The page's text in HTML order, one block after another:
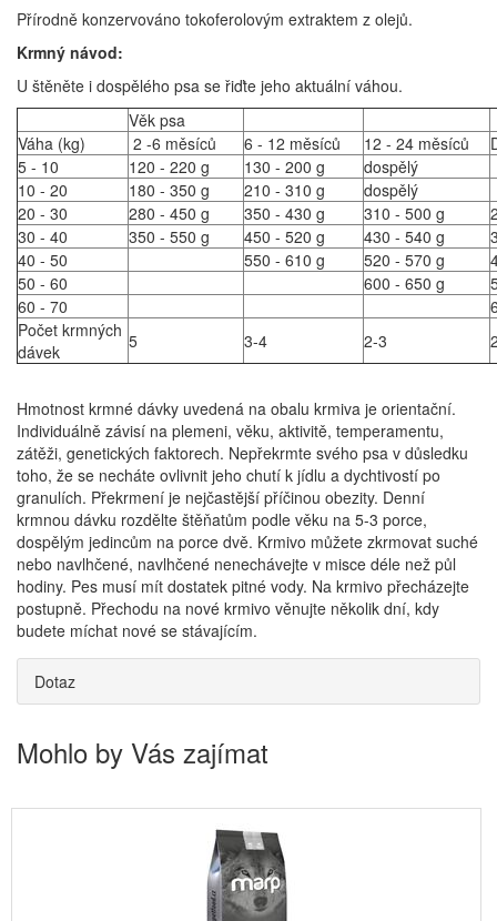
Přírodně konzervováno tokoferolovým extraktem z olejů.
Krmný návod:
U štěněte i dospělého psa se řiďte jeho aktuální váhou.
Věk psa
Váha (kg)
2 -6 měsíců 6 - 12 měsíců 12 - 24 měsíců
5 - 10
120 - 220 g 130 - 200 g
dospělý
10 - 20
180 - 350 g 210 - 310 g
dospělý
20 - 30
280 - 450 g 350 - 430 g 310 - 500 g
30 - 40
350 - 550 g 450 - 520 g 430 - 540 g
40 - 50
550 - 610 g 520 - 570 g
50 - 60
600 - 650 g
60 - 70
Počet krmných
dávek
5 3-4 2-3
Hmotnost krmné dávky uvedená na obalu krmiva je orientační.
Individuálně závisí na plemeni, věku, aktivitě, temperamentu,
zátěži, genetických faktorech. Nepřekrmte svého psa v důsledku
toho, že se necháte ovlivnit jeho chutí k jídlu a dychtivostí po
granulích. Překrmení je nejčastější příčinou obezity. Denní
krmnou dávku rozdělte štěňatům podle věku na 5-3 porce,
dospělým jedincům na porce dvě. Krmivo můžete zkrmovat suché
nebo navlhčené, navlhčené nenechávejte v misce déle než půl
hodiny. Pes musí mít dostatek pitné vody. Na krmivo přecházejte
postupně. Přechodu na nové krmivo věnujte několik dní, kdy
budete míchat nové se stávajícím.
Dotaz
Mohlo by Vás zajímat